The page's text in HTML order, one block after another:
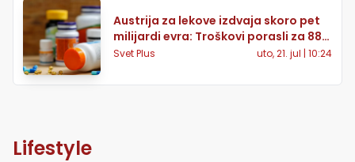
Austrija za lekove izdvaja skoro pet
milijardi evra: Troškovi porasli za 88
odsto
Svet Plus uto, 21. jul | 10:24
Lifestyle